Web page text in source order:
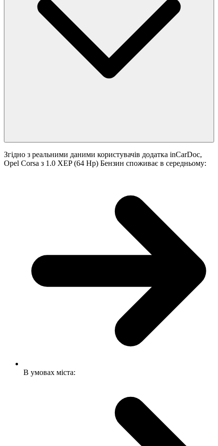
Згідно з реальними даними користувачів додатка inCarDoc,
Opel Corsa з 1.0 XEP (64 Hp) Бензин споживає в середньому:
В умовах міста: